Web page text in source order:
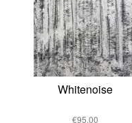
Whitenoise
€95,00